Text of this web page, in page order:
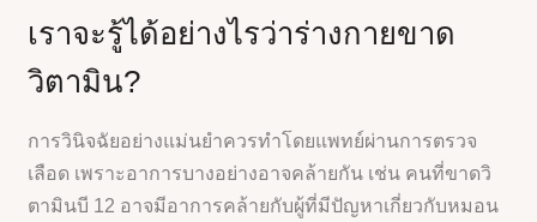
เราจะรู้ได้อย่างไรว่าร่างกายขาด
วิตามิน?
การวินิจฉัยอย่างแม่นยำควรทำโดยแพทย์ผ่านการตรวจ
เลือด เพราะอาการบางอย่างอาจคล้ายกัน เช่น คนที่ขาดวิ
ตามินบี 12 อาจมีอาการคล้ายกับผู้ที่มีปัญหาเกี่ยวกับหมอน